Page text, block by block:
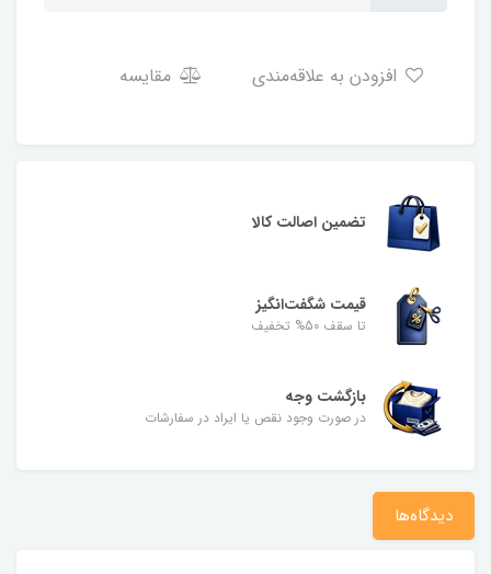
مقایسه
تضمین اصالت کالا
قیمت شگفت‌انگیز
تا سقف 50% تخفیف
بازگشت وجه
در صورت وجود نقص یا ایراد در سفارشات
دیدگاه‌ها